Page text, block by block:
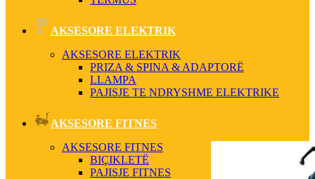
AKSESORE ELEKTRIK
AKSESORE ELEKTRIK
PRIZA & SPINA & ADAPTORË
LLAMPA
PAJISJE TE NDRYSHME ELEKTRIKE
AKSESORE FITNES
AKSESORE FITNES
BIÇIKLETË
PAJISJE FITNES